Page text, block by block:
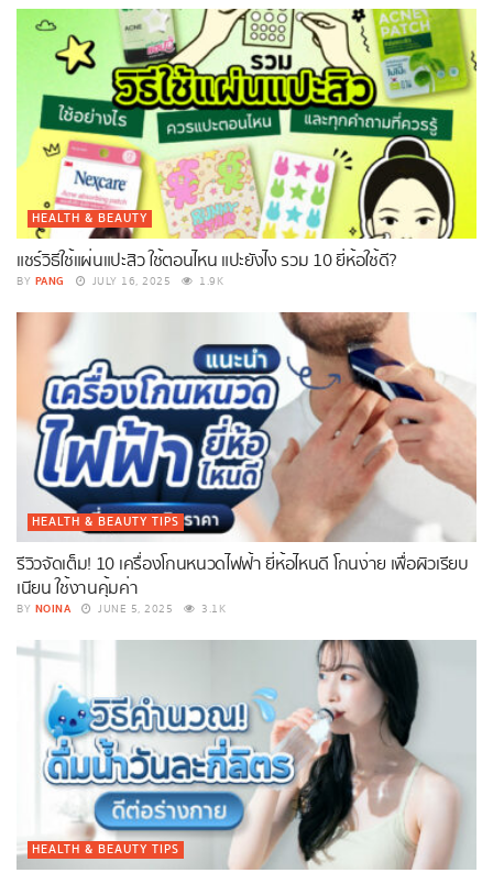
HEALTH & BEAUTY
แชร์วิธีใช้แผ่นแปะสิว ใช้ตอนไหน แปะยังไง รวม 10 ยี่ห้อใช้ดี?
BY PANG JULY 16, 2025 1.9K
HEALTH & BEAUTY TIPS
รีวิวจัดเต็ม! 10 เครื่องโกนหนวดไฟฟ้า ยี่ห้อไหนดี โกนง่าย เพื่อผิวเรียบ
เนียน ใช้งานคุ้มค่า
BY NOINA JUNE 5, 2025 3.1K
HEALTH & BEAUTY TIPS